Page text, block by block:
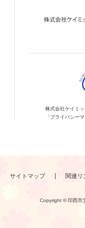
株式会社ケイミッ
「プライバシー
サイトマップ 関連リ
Copyright © 印西市